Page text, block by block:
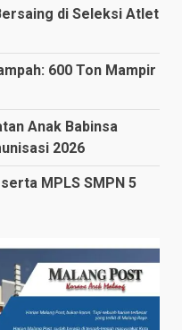
di Seleksi Atlet
600 Ton Mampir
Anak Babinsa
2026
MPLS SMPN 5